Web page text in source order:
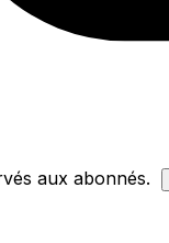
aux abonnés.